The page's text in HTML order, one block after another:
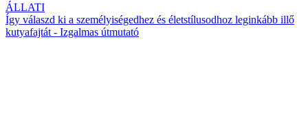
ÁLLATI
Így válaszd ki a személyiségedhez és életstílusodhoz leginkább illő
kutyafajtát - Izgalmas útmutató